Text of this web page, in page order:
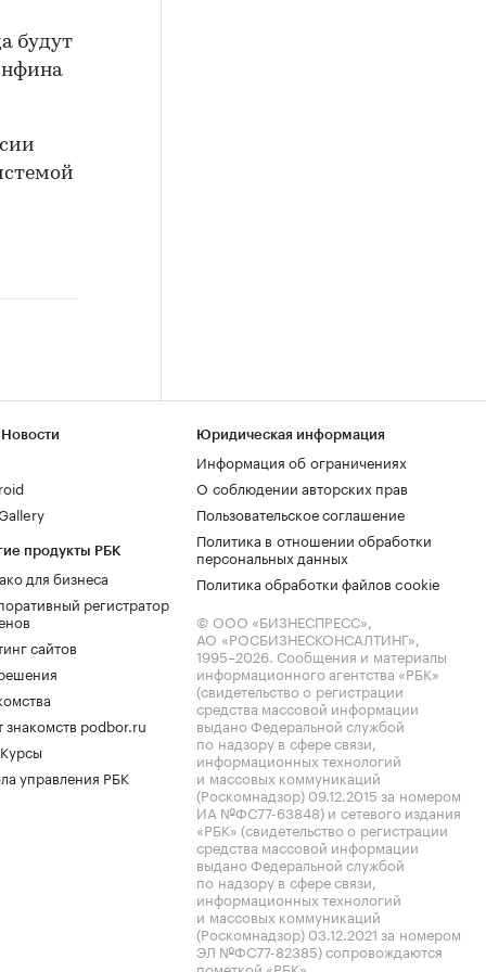
будут
продукты РБК
для бизнеса
регистратор
сайтов
знакомств podbor.ru
управления РБК
Юридическая информация
Информация об ограничениях
О соблюдении авторских прав
Пользовательское соглашение
Политика в отношении обработки
персональных данных
Политика обработки файлов cookie
© ООО «БИЗНЕСПРЕСС»,
АО «РОСБИЗНЕСКОНСАЛТИНГ»,
1995–2026. Сообщения и материалы
информационного агентства «РБК»
(свидетельство о регистрации
средства массовой информации
выдано Федеральной службой
по надзору в сфере связи,
информационных технологий
и массовых коммуникаций
(Роскомнадзор) 09.12.2015 за номером
ИА №ФС77-63848) и сетевого издания
«РБК» (свидетельство о регистрации
средства массовой информации
выдано Федеральной службой
по надзору в сфере связи,
информационных технологий
и массовых коммуникаций
(Роскомнадзор) 03.12.2021 за номером
ЭЛ №ФС77-82385) сопровождаются
пометкой «РБК».